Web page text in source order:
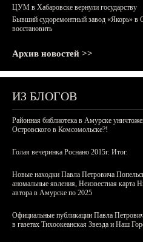
ЦУМ в Хабаровске вернули государству
Бывший судоремонтный завод «Якорь» в
восстановить
Архив новостей >>
ИЗ БЛОГОВ
Районная библиотека в Амурске
Островского в Комсомольске?!
Голая вечеринка Роснано 2015г. Итог.
Новые находки Павла Петровича
аномальные явления, Неизвестная
автора в Амурске по 2025
Официальные публикации Павла
в газетах Тихоокеанская Звезда и Наш